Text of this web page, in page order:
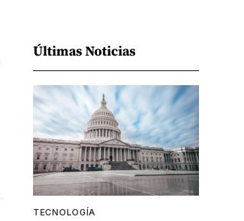
Últimas Noticias
TECNOLOGÍA